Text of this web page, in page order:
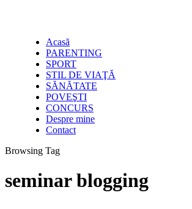
Acasă
PARENTING
SPORT
STIL DE VIAŢĂ
SĂNĂTATE
POVEŞTI
CONCURS
Despre mine
Contact
Browsing Tag
seminar blogging